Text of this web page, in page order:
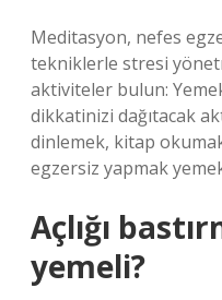
Meditasyon, nefes
tekniklerle stresi
aktiviteler bulun:
dikkatinizi dağıtacak
dinlemek, kitap
egzersiz yapmak
Açlığı
yemeli?